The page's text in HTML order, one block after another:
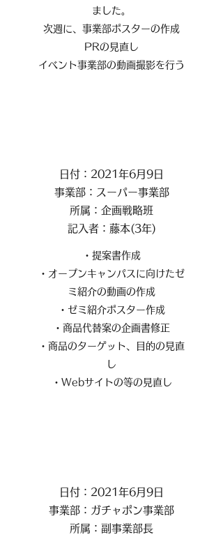
ました。
次週に、事業部ポスターの作成
PRの見直し
イベント事業部の動画撮影を行う
日付：2021年6月9日
事業部：スーパー事業部
所属：企画戦略班
記入者：藤本(3年)
・提案書作成
・オープンキャンパスに向けたゼ
ミ紹介の動画の作成
・ゼミ紹介ポスター作成
・商品代替案の企画書修正
・商品のターゲット、目的の見直
し
・Webサイトの等の見直し​
日付：2021年6月9日
事業部：ガチャポン事業部
所属：副事業部長